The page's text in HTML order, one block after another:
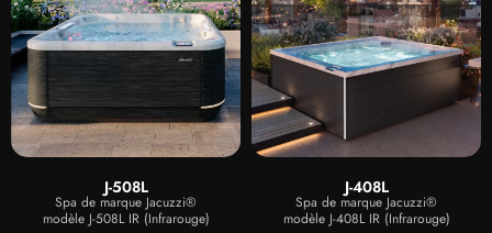
J-508L
Spa de marque Jacuzzi®
modèle J-508L IR (Infrarouge)
J-408L
Spa de marque Jacuzzi®
modèle J-408L IR (Infrarouge)